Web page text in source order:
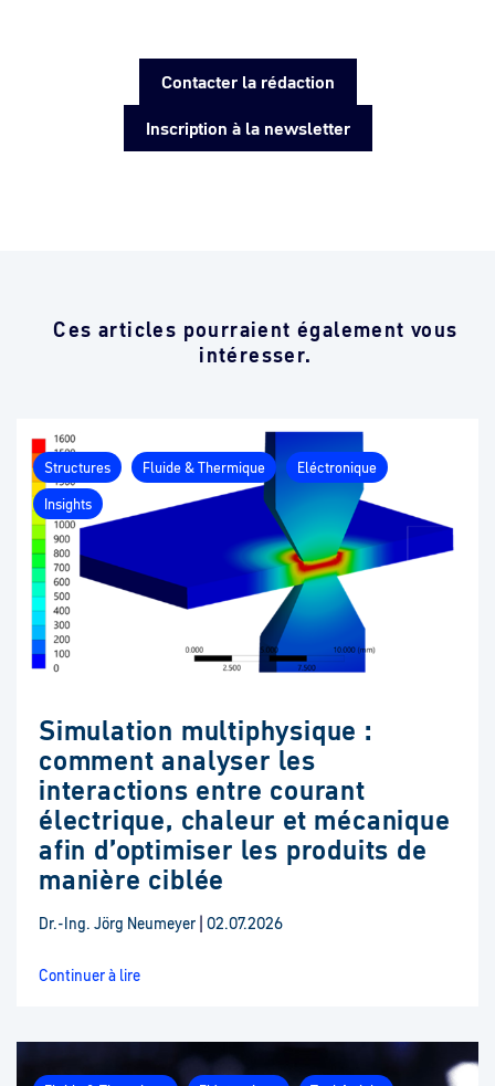
Contacter la rédaction
Inscription à la newsletter
Ces articles pourraient également vous
intéresser.
Structures Fluide & Thermique
Eléctronique
Insights
Simulation multiphysique :
comment analyser les
interactions entre courant
électrique, chaleur et mécanique
afin d’optimiser les produits de
manière ciblée
Dr.-Ing. Jörg Neumeyer 02.07.2026
Continuer à lire